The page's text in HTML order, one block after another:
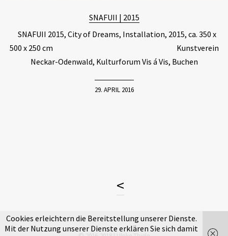
SNAFUII | 2015
SNAFUII 2015, City of Dreams, Installation, 2015, ca. 350 x
500 x 250 cm Kunstverein
Neckar-Odenwald, Kulturforum Vis á Vis, Buchen
29. APRIL 2016
<
Cookies erleichtern die Bereitstellung unserer Dienste.
Mit der Nutzung unserer Dienste erklären Sie sich damit